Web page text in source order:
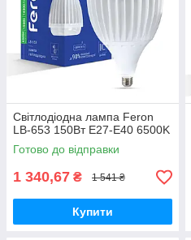
Світлодіодна лампа Feron
LB-653 150Вт Е27-E40 6500K
Готово до відправки
1 340,67 ₴ 1 541 ₴
Купити